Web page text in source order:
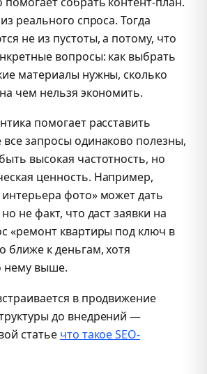
реального спроса. Тогда
не из пустоты, а потому, что
вопросы: как выбрать
материалы нужны, сколько
чем нельзя экономить.
помогает расставить
запросы одинаково полезны,
высокая частотность, но
ценность. Например,
фото» может дать
не факт, что даст заявки на
«ремонт квартиры под ключ в
ближе к деньгам, хотя
нему выше.
в продвижение
до внедрений —
статье что такое SEO-